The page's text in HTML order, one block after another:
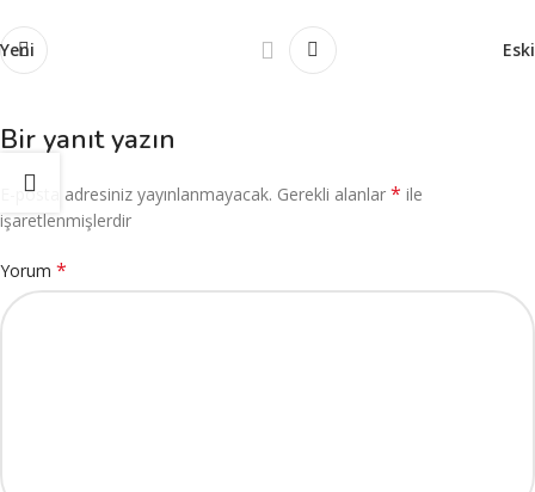
Yeni Eski
Bir yanıt yazın
E-posta adresiniz yayınlanmayacak. Gerekli alanlar * ile
işaretlenmişlerdir
Yorum *